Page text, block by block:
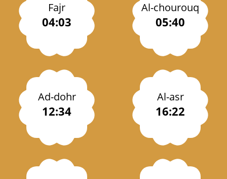
Fajr
04:03
Al-chourouq
05:40
Ad-dohr
12:34
Al-asr
16:22